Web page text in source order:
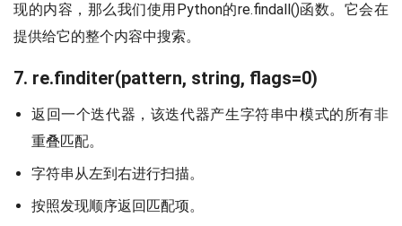
现的内容，那么我们使用Python的re.findall()函数。它会在
提供给它的整个内容中搜索。
7. re.finditer(pattern, string, flags=0)
返回一个迭代器，该迭代器产生字符串中模式的所有非
重叠匹配。
字符串从左到右进行扫描。
按照发现顺序返回匹配项。